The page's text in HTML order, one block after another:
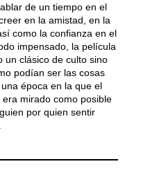
de un tiempo en el
en la amistad, en la
como la confianza en el
impensado, la película
un clásico de culto sino
podían ser las cosas
época en la que el
mirado como posible
por quien sentir